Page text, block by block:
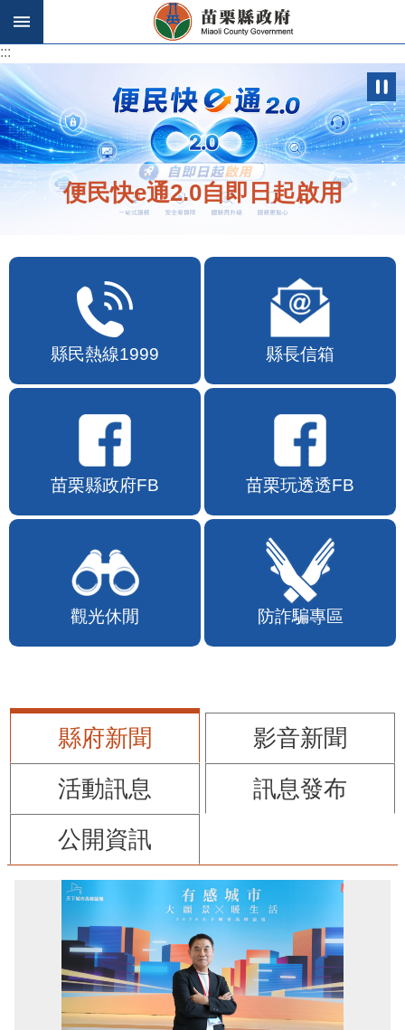
跳到主要內容區塊
:::
:::
便民快e通2.0自即日起啟用
縣民熱線1999 縣長信箱
苗栗縣政府FB 苗栗玩透透FB
觀光休閒 防詐騙專區
縣府新聞
影音新聞
活動訊息
訊息發布
公開資訊